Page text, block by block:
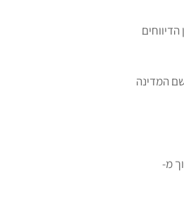
המדינה
נמוך מ-